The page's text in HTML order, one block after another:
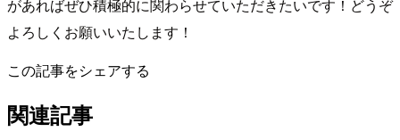
があればぜひ積極的に関わらせていただきたいです！どうぞ
よろしくお願いいたします！
この記事をシェアする
関連記事